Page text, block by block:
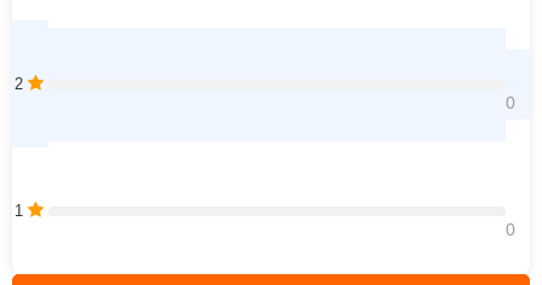
2
1